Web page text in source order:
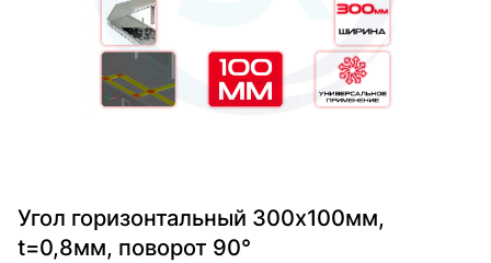
Угол горизонтальный 300x100мм,
t=0,8мм, поворот 90°